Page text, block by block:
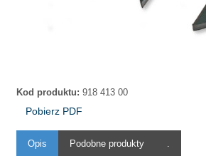
Kod produktu: 918 413 00
Pobierz PDF
Opis Podobne produkty